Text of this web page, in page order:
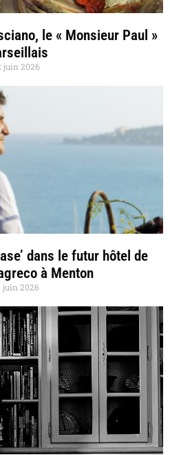
le « Monsieur Paul »
juin 2026
dans le futur hôtel de
à Menton
juin 2026